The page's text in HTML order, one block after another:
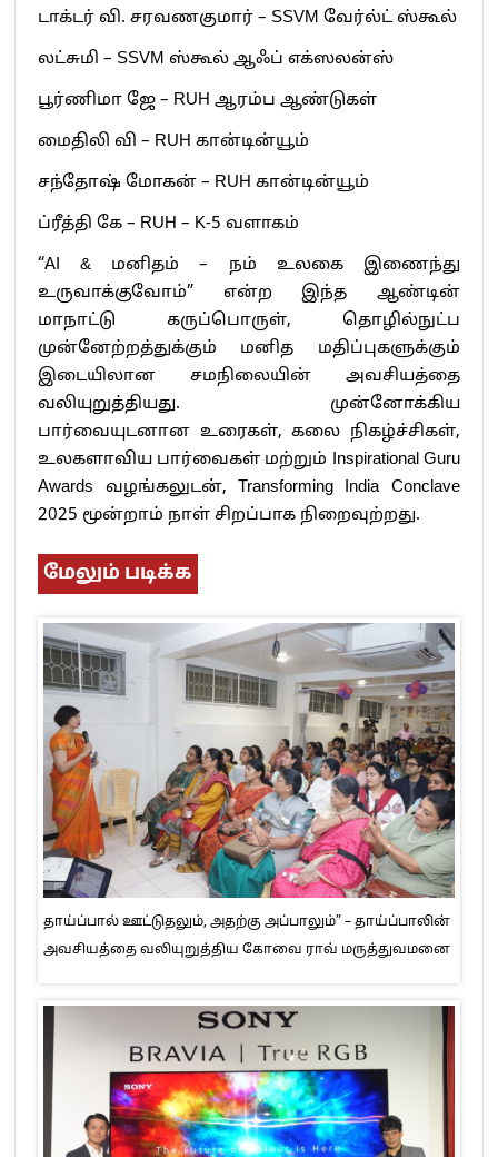
டாக்டர் வி. சரவணகுமார் – SSVM வேர்ல்ட் ஸ்கூல்
லட்சுமி – SSVM ஸ்கூல் ஆஃப் எக்ஸலன்ஸ்
பூர்ணிமா ஜே – RUH ஆரம்ப ஆண்டுகள்
மைதிலி வி – RUH கான்டின்யூம்
சந்தோஷ் மோகன் – RUH கான்டின்யூம்
ப்ரீத்தி கே – RUH – K-5 வளாகம்
“AI & மனிதம் – நம் உலகை இணைந்து
உருவாக்குவோம்” என்ற இந்த ஆண்டின்
மாநாட்டு கருப்பொருள், தொழில்நுட்ப
முன்னேற்றத்துக்கும் மனித மதிப்புகளுக்கும்
இடையிலான சமநிலையின் அவசியத்தை
வலியுறுத்தியது. முன்னோக்கிய
பார்வையுடனான உரைகள், கலை நிகழ்ச்சிகள்,
உலகளாவிய பார்வைகள் மற்றும் Inspirational Guru
Awards வழங்கலுடன், Transforming India Conclave
2025 மூன்றாம் நாள் சிறப்பாக நிறைவுற்றது.
மேலும் படிக்க
தாய்ப்பால் ஊட்டுதலும், அதற்கு அப்பாலும்” – தாய்ப்பாலின்
அவசியத்தை வலியுறுத்திய கோவை ராவ் மருத்துவமனை